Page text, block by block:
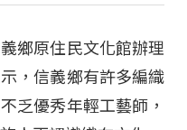
鄉原住民文化館辦理
，信義鄉有許多編織
乏優秀年輕工藝師，